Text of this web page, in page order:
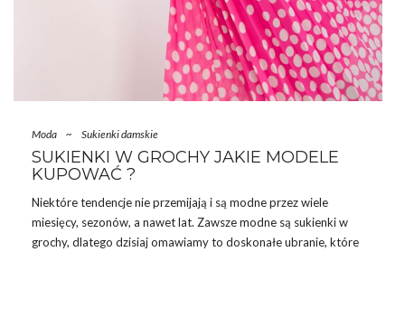
Moda ~ Sukienki damskie
SUKIENKI W GROCHY JAKIE MODELE
KUPOWAĆ ?
Niektóre tendencje nie przemijają i są modne przez wiele
miesięcy, sezonów, a nawet lat. Zawsze modne są sukienkiw
grochy, dlatego dzisiaj omawiamy to doskonałe ubranie, które